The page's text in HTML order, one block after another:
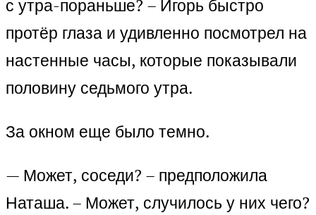
с утра-пораньше? – Игорь быстро
протёр глаза и удивленно посмотрел на
настенные часы, которые показывали
половину седьмого утра.
За окном еще было темно.
— Может, соседи? – предположила
Наташа. – Может, случилось у них чего?